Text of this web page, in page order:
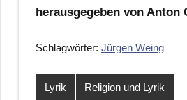
herausgegeben von
Schlagwörter: Jürgen Weing
Lyrik Religion und Lyrik